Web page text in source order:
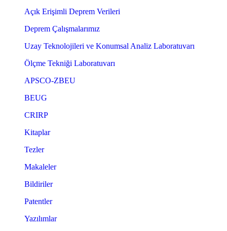
Açık Erişimli Deprem Verileri
Deprem Çalışmalarımız
Uzay Teknolojileri ve Konumsal Analiz Laboratuvarı
Ölçme Tekniği Laboratuvarı
APSCO-ZBEU
BEUG
CRIRP
Kitaplar
Tezler
Makaleler
Bildiriler
Patentler
Yazılımlar